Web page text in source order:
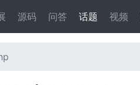
源码 问答 话题 视频